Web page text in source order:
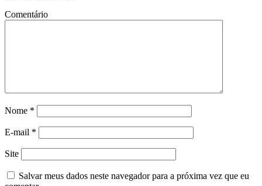
Comentário
Nome *
E-mail *
Site
Salvar meus dados neste navegador para a próxima vez que eu